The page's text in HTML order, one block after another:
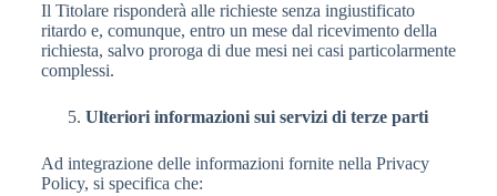
Il Titolare risponderà alle richieste senza ingiustificato
ritardo e, comunque, entro un mese dal ricevimento della
richiesta, salvo proroga di due mesi nei casi particolarmente
complessi.
Ulteriori informazioni sui servizi di terze parti
Ad integrazione delle informazioni fornite nella Privacy
Policy, si specifica che: